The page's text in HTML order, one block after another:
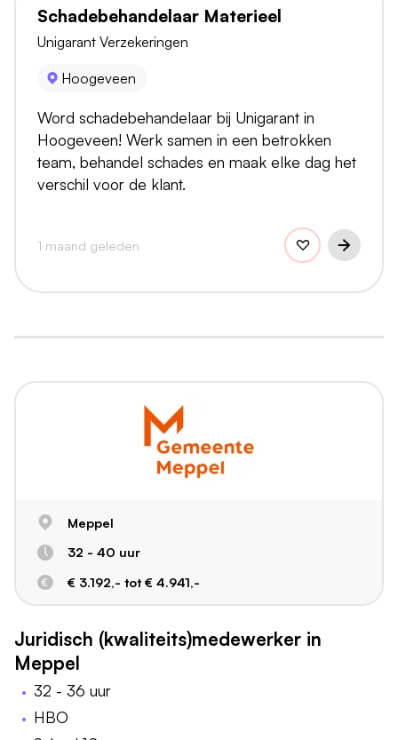
Schadebehandelaar Materieel
Unigarant Verzekeringen
Hoogeveen
Word schadebehandelaar bij Unigarant in
Hoogeveen! Werk samen in een betrokken
team, behandel schades en maak elke dag het
verschil voor de klant.
1 maand geleden
Meppel
32 - 40 uur
€ 3.192,- tot € 4.941,-
Juridisch (kwaliteits)medewerker in
Meppel
32 - 36 uur
HBO